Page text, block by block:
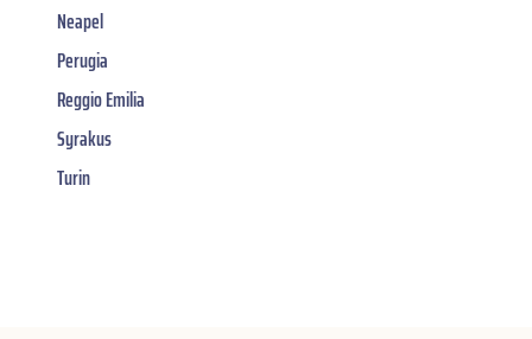
Neapel
Perugia
Reggio Emilia
Syrakus
Turin